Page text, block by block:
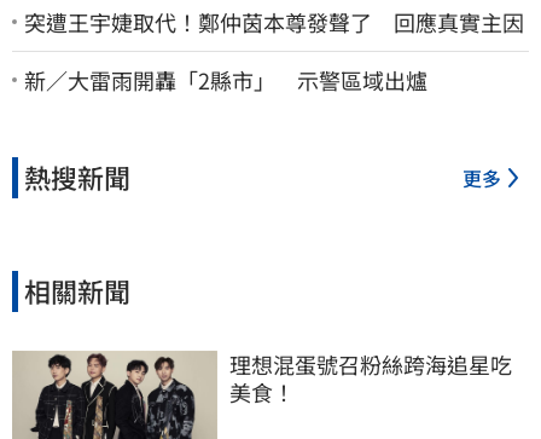
突遭王宇婕取代！鄭仲茵本尊發聲了 回應真實主因
新／大雷雨開轟「2縣市」 示警區域出爐
熱搜新聞 更多
相關新聞
理想混蛋號召粉絲跨海追星吃
美食！